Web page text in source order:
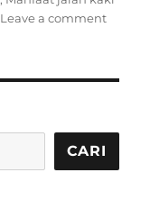
Leave a commenton
Sehari
CARI